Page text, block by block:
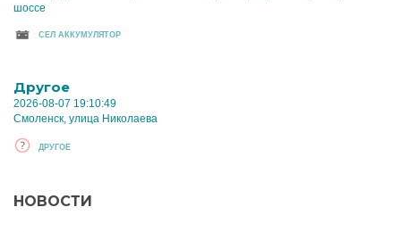
шоссе
CЕЛ АККУМУЛЯТОР
Другое
2026-08-07 19:10:49
Смоленск, улица Николаева
ДРУГОЕ
НОВОСТИ